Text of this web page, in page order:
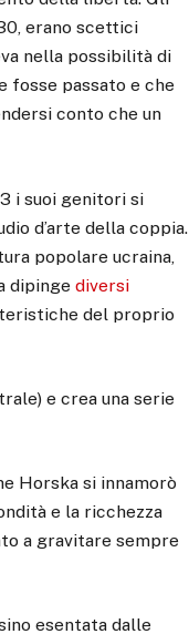
erano scettici
nella possibilità di
fosse passato e che
conto che un
i suoi genitori si
d’arte della coppia.
popolare ucraina,
dipingediversi
del proprio
e crea una serie
Horska si innamorò
e la ricchezza
a gravitare sempre
esentata dalle